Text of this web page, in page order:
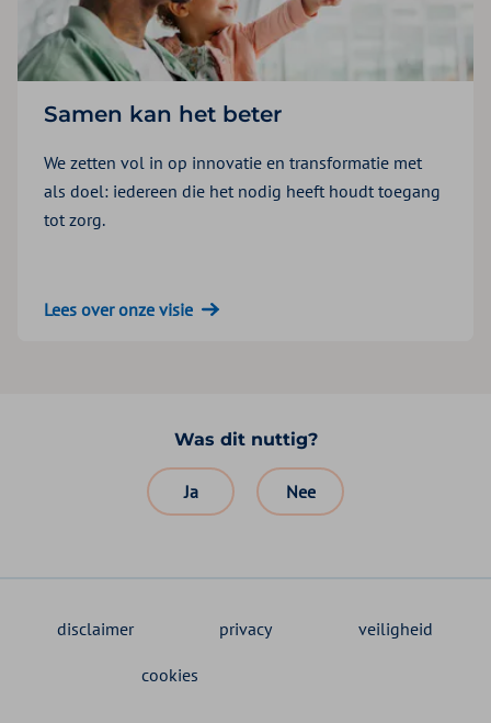
Samen kan het beter
We zetten vol in op innovatie en transformatie met
als doel: iedereen die het nodig heeft houdt toegang
tot zorg.
Lees over onze visie
Was dit nuttig?
Ja Nee
disclaimer privacy veiligheid
cookies